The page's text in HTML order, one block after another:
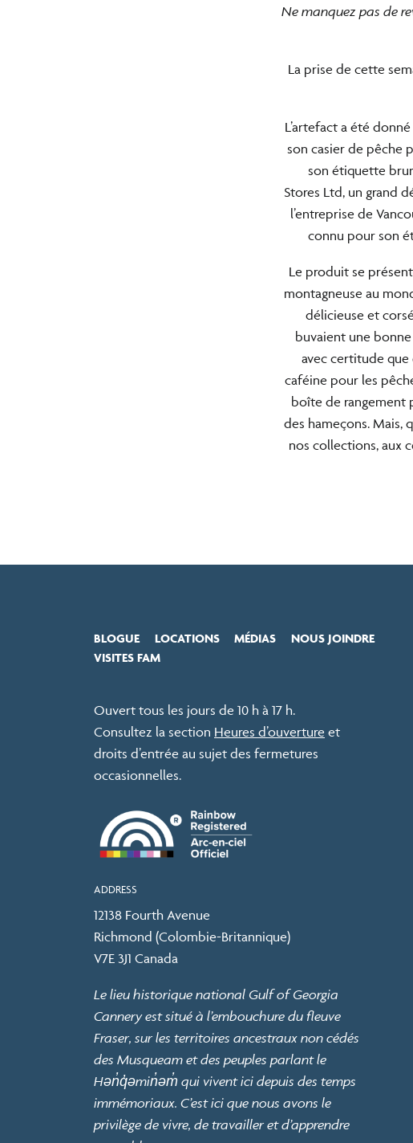
Ne manquez pas de
La prise de cette
L’artefact a été
son casier de pêche
son étiquette
Stores Ltd, un grand
l’entreprise de
connu pour son
Le produit se
montagneuse au
délicieuse et
buvaient une
avec certitude
caféine pour les
boîte de rangement
des hameçons. Mais,
nos collections, aux
BLOGUE LOCATIONS MÉDIAS
NOUS JOINDRE
VISITES FAM
Ouvert tous les jours de 10 h à 17 h.
Consultez la section Heures d’ouverture et
droits d’entrée au sujet des fermetures
occasionnelles.
ADDRESS
12138 Fourth Avenue
Richmond (Colombie-Britannique)
V7E 3J1 Canada
Le lieu historique national Gulf of Georgia
Cannery est situé à l’embouchure du fleuve
Fraser, sur les territoires ancestraux non cédés
des Musqueam et des peuples parlant le
Hən̓q̓əmin̓əm̓ qui vivent ici depuis des temps
immémoriaux. C’est ici que nous avons le
privilège de vivre, de travailler et d’apprendre